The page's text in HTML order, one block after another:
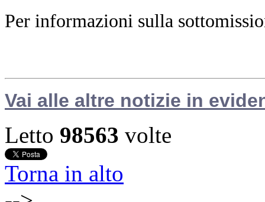
Per informazioni sulla
Vai alle altre notizie in
Letto 98563 volte
Torna in alto